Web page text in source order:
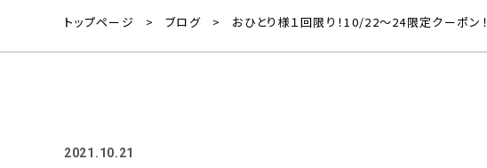
トップページ ブログ おひとり様１回限り！10/22～24限定クーポン！
2021.10.21